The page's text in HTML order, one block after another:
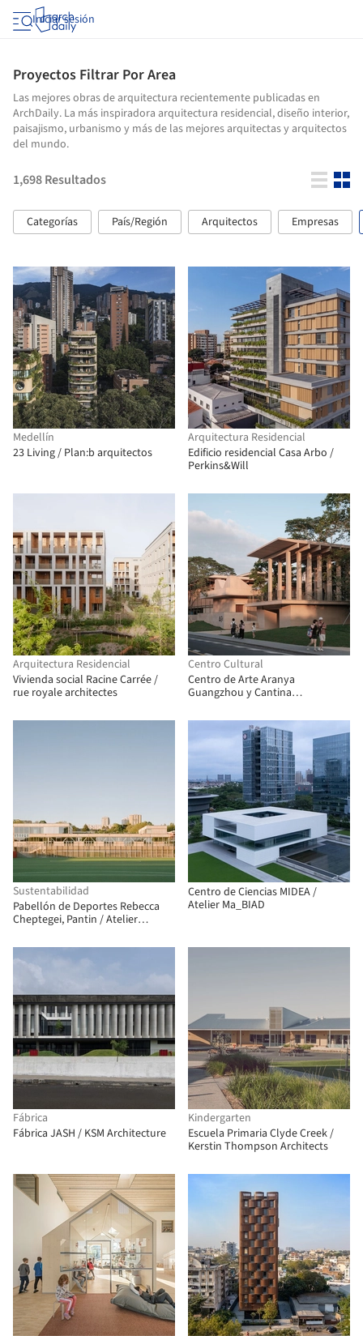
Iniciar sesión
Proyectos Filtrar Por Area
Las mejores obras de arquitectura recientemente publicadas en
ArchDaily. La más inspiradora arquitectura residencial, diseño interior,
paisajismo, urbanismo y más de las mejores arquitectas y arquitectos
del mundo.
1,698Resultados
Categorías País/Región Arquitectos Empresas
Medellín
23 Living / Plan:b arquitectos
Arquitectura Residencial
Edificio residencial Casa Arbo /
Perkins&Will
Arquitectura Residencial
Vivienda social Racine Carrée /
rue royale architectes
Centro Cultural
Centro de Arte Aranya
Guangzhou y Cantina
Sustentabilidad
Pabellón de Deportes Rebecca
Cheptegei, Pantin / Atelier
Centro de Ciencias MIDEA /
Atelier Ma_BIAD
Fábrica
Fábrica JASH / KSM Architecture
Kindergarten
Escuela Primaria Clyde Creek /
Kerstin Thompson Architects